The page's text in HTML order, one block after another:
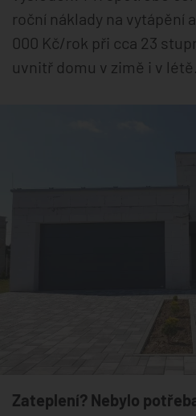
roční náklady na vytápění
000 Kč/rok při cca 23
uvnitř domu v zimě i v létě.
Zateplení? Nebylo